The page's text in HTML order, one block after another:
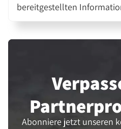
bereitgestellten
Abonniere jetzt unseren